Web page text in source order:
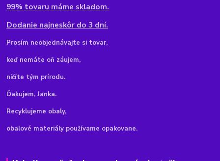
99% tovaru máme skladom.
Dodanie najneskôr do 3 dní.
Prosím neobjednávajte si tovar,
keď nemáte oň záujem,
ničíte tým prírodu.
Ďakujem, Janka.
Recyklujeme obaly,
obalové materiály používame opakovane.